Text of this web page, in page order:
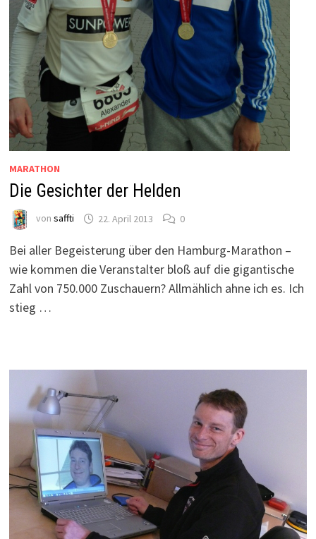
MARATHON
Die Gesichter der Helden
von saffti 22. April 2013 0
Bei aller Begeisterung über den Hamburg-Marathon –
wie kommen die Veranstalter bloß auf die gigantische
Zahl von 750.000 Zuschauern? Allmählich ahne ich es. Ich
stieg …